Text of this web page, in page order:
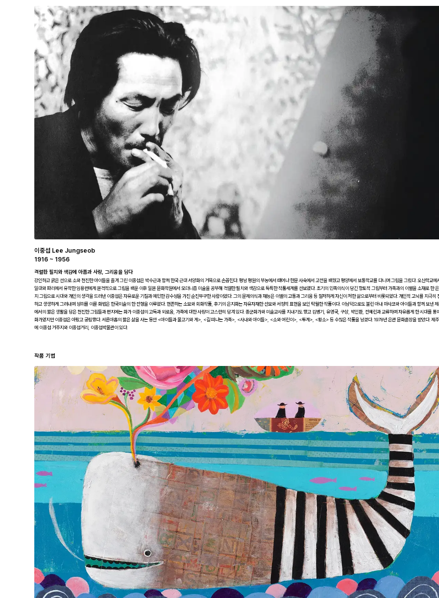
이중섭 Lee Jungseob
1916 ~ 1956
격렬한 필치와 색감에 아픔과 사랑, 그리움을 담다
강인하고 굵은 선으로 소와 천진한 아이들을 즐겨 그린 이중섭은 박수근과 함께 한국 근대 서양화의 거목으로 손꼽힌다. 평남 평원의 부농에서 태어나 한문 사숙에서 고전을 배웠고 평양에서 보통학교를 다니며 그림을 그렸다. 오산학교에
일대와 파리에서 유학한 임용련에게 본격적으로 그림을 배운 이후 일본 문화학원에서 모더니즘 미술을 공부해 격렬한 필치와 색감으로 독특한 작품세계를 선보였다. 초기의 민족의식이 담긴 향토적 그림부터 가족과의 이별을 소재로 한
지 그림으로 시대와 개인의 생각을 드러낸 이중섭은 자유로운 기질과 예민한 감수성을 가진 순진무구한 사람이었다. 그의 문제의식과 재능은 이별의 고통과 그리움 등 철저하게 자신이 처한 삶으로부터 비롯되었다. 개인적 고뇌를 지극히
하고 생생하게 그려내며 성취를 이룬 화법은 한국미술의 한 전형을 이루었다. 현존하는 소묘와 회화작품, 후기의 은지화는 자유자재한 선묘와 서정적 표현을 보인 탁월한 작품이다. 이남덕으로도 불린 아내 마사코와 아이들과 함께 보낸
에서의 짧은 생활을 담은 천진한 그림들과 편지에는 화가 이중섭의 고독과 외로움, 가족에 대한 사랑이 고스란히 담겨 있다. 종군화가와 미술교사를 지내기도 했고 김병기, 유영국, 구상, 박인환, 전혜린과 교류하며 자유롭게 한 시대를 풍
화가였지만 이중섭은 아팠고 궁핍했다. 서른아홉의 짧은 삶을 사는 동안 <아이들과 물고기와 게>, <길 떠나는 가족>, <사내와 아이들>, <소와 어린이>, <투계>, <황소> 등 수많은 작품을 남겼다. 1978년 은관 문화훈장을 받았다. 제
에 이중섭 거주지와 이중섭거리, 이중섭박물관이 있다.
작품 기법